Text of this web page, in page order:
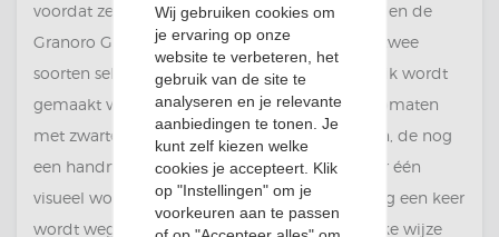
voordat ze worden geschild en ingeblikt, worden de
Granoro Gepelde Tomaten onderworpen aan twee
soorten selectie: een optische, omdat er gebruik wordt
gemaakt van optische lezers die de gepelde tomaten
met zwarte, groene of gele vlekken weggooien, de nog
een handmatige, waarbij de tomaten één voor één
visueel worden gecontroleerd, waardoor er nog een keer
wordt weggegooid. Peeling vindt op natuurlijke wijze
Wij gebruiken cookies om
je ervaring op onze
website te verbeteren, het
gebruik van de site te
analyseren en je relevante
aanbiedingen te tonen. Je
kunt zelf kiezen welke
cookies je accepteert. Klik
op "Instellingen" om je
voorkeuren aan te passen